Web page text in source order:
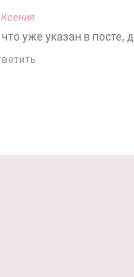
Ксения
уже указан в посте,